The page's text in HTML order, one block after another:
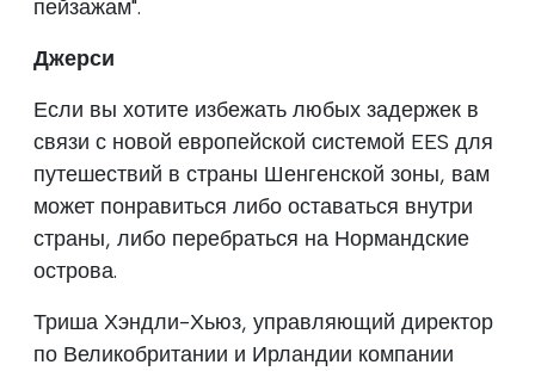
пейзажам".
Джерси
Если вы хотите избежать любых задержек в
связи с новой европейской системой EES для
путешествий в страны Шенгенской зоны, вам
может понравиться либо оставаться внутри
страны, либо перебраться на Нормандские
острова.
Триша Хэндли-Хьюз, управляющий директор
по Великобритании и Ирландии компании